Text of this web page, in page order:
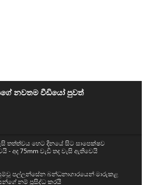
නවතම වීඩියෝ පුවත්
තත්ත්වය හෙට දිනයේ සිට සාපෙක්ෂව
- අද 75mm වැඩි තද වැසි ඇතිවෙයි
පල්ලන්සේන බන්ධනාගාරයෙන් මාරුකළ
නම් ප්‍රසිද්ධ කරයි